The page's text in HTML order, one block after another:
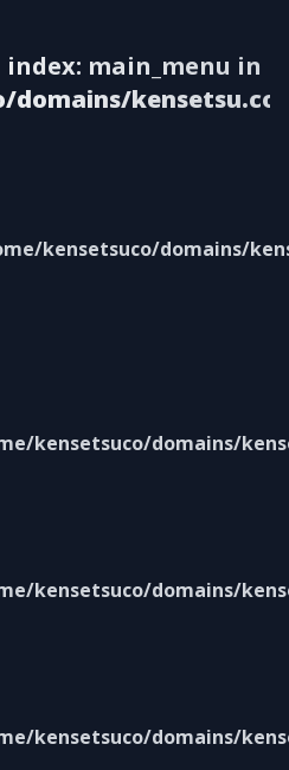
main_menu in
domains/
kensetsuco/domains/
kensetsuco/domains/
kensetsuco/domains/
kensetsuco/domains/